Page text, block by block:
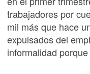
trabajadores por
mil más que hace
expulsados del
informalidad